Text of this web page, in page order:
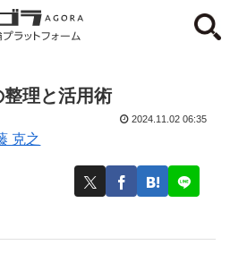
理と活用術
克之
2024.11.02 06:35